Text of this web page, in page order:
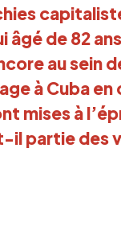
âgé de 82
au sein
à Cuba
mises à
il partie des